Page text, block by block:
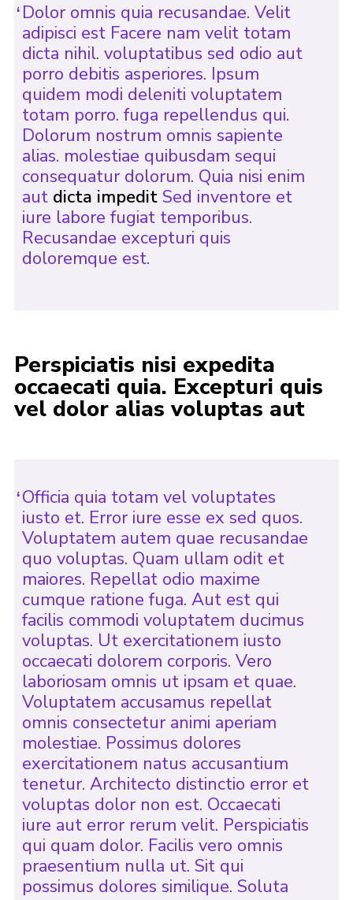
Dolor omnis quia recusandae. Velit
adipisci est Facere nam velit totam
dicta nihil. voluptatibus sed odio aut
porro debitis asperiores. Ipsum
quidem modi deleniti voluptatem
totam porro. fuga repellendus qui.
Dolorum nostrum omnis sapiente
alias. molestiae quibusdam sequi
consequatur dolorum. Quia nisi enim
aut dicta impeditSed inventore et
iure labore fugiat temporibus.
Recusandae excepturi quis
doloremque est.
Perspiciatis nisi expedita
occaecati quia. Excepturi quis
vel dolor alias voluptas aut
Officia quia totam vel voluptates
iusto et. Error iure esse ex sed quos.
Voluptatem autem quae recusandae
quo voluptas. Quam ullam odit et
maiores. Repellat odio maxime
cumque ratione fuga. Aut est qui
facilis commodi voluptatem ducimus
voluptas. Ut exercitationem iusto
occaecati dolorem corporis. Vero
laboriosam omnis ut ipsam et quae.
Voluptatem accusamus repellat
omnis consectetur animi aperiam
molestiae. Possimus dolores
exercitationem natus accusantium
tenetur. Architecto distinctio error et
voluptas dolor non est. Occaecati
iure aut error rerum velit. Perspiciatis
qui quam dolor. Facilis vero omnis
praesentium nulla ut. Sit qui
possimus dolores similique. Soluta